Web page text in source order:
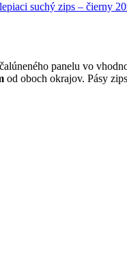
suchý zips – čierny
panelu vo
od oboch okrajov. Pásy